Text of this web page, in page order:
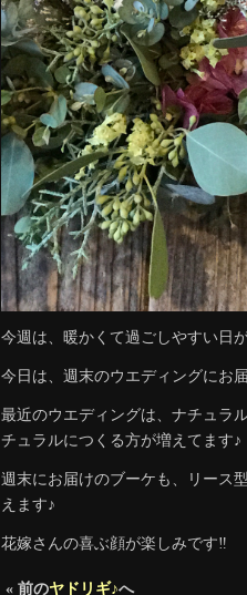
今週は、暖かくて過ごしやすい日
今日は、週末のウエディングにお
最近のウエディングは、ナチュラ
チュラルにつくる方が増えてます♪
週末にお届けのブーケも、リース
えます♪
花嫁さんの喜ぶ顔が楽しみです‼︎
« 前のヤドリギ♪へ